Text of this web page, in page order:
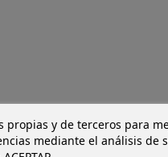
propias y de terceros para
mediante el análisis